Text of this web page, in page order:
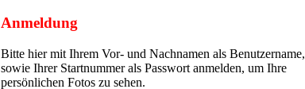
Anmeldung
Bitte hier mit Ihrem Vor- und Nachnamen als Benutzername,
sowie Ihrer Startnummer als Passwort anmelden, um Ihre
persönlichen Fotos zu sehen.